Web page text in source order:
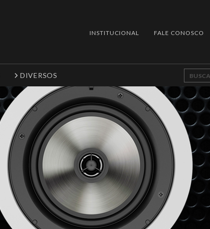
INSTITUCIONAL FALE CONOSCO
DIVERSOS